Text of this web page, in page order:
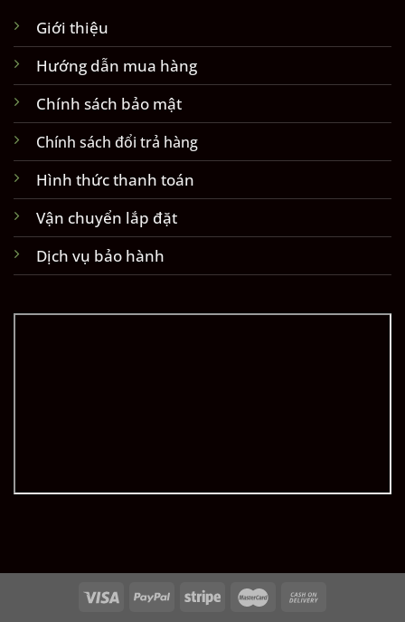
Giới thiệu
Hướng dẫn mua hàng
Chính sách bảo mật
Chính sách đổi trả hàng
Hình thức thanh toán
Vận chuyển lắp đặt
Dịch vụ bảo hành